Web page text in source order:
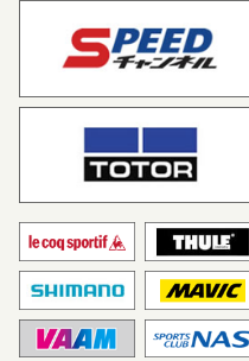
LXサイクリング・チーム
（韓国）